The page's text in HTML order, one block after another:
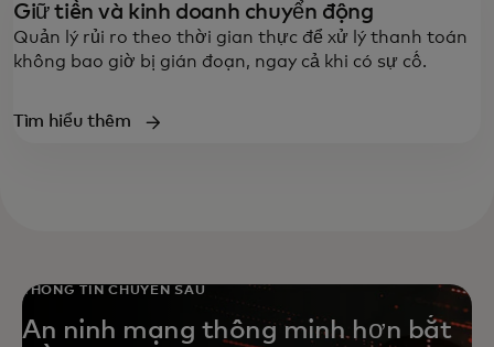
Giữ tiền và kinh doanh chuyển động
Quản lý rủi ro theo thời gian thực để xử lý thanh toán
không bao giờ bị gián đoạn, ngay cả khi có sự cố.
Tìm hiểu thêm
THÔNG TIN CHUYÊN SÂU
An ninh mạng thông minh hơn bắt